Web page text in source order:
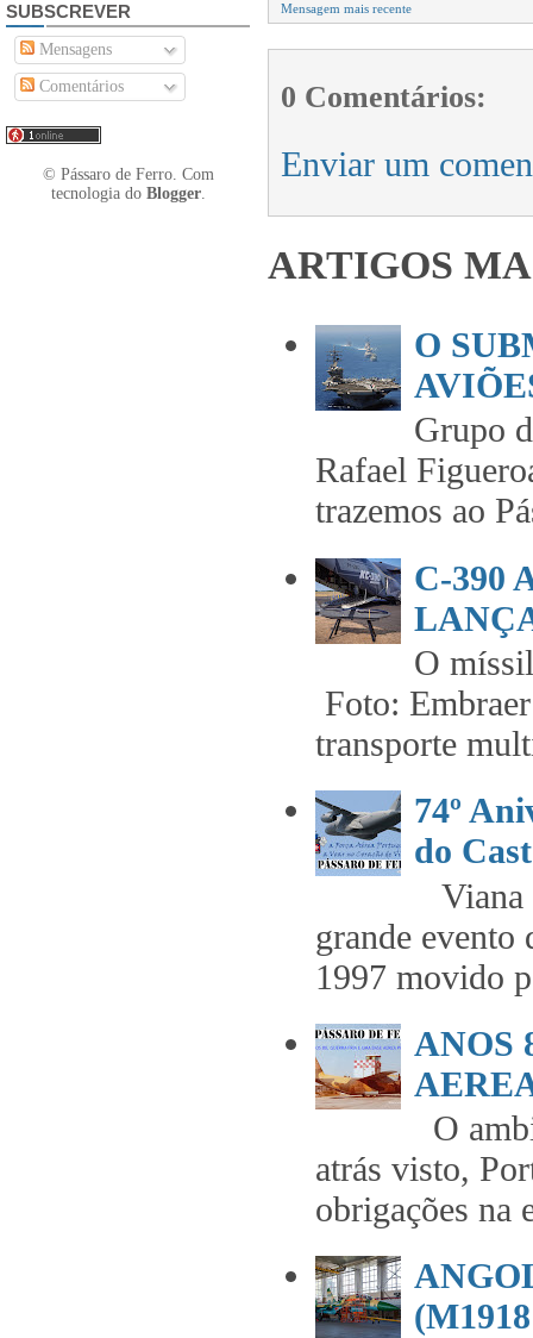
SUBSCREVER
Mensagens
Comentários
© Pássaro de Ferro. Com
tecnologia do Blogger.
Mensagem mais recente
0 Comentários:
Enviar um
ARTIGOS
O
Grupo
Rafael
trazemos ao
C-390
O
Foto:
transporte
74º
do
Viana
grande evento
1997 movido
ANOS
O
atrás visto,
obrigações na